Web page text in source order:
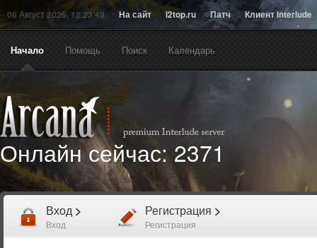
06 Август 2026, 12:23:49 На сайт l2top.ru Патч Клиент Interlude
Начало Помощь Поиск Календарь
Онлайн сейчас:2371
Вход >
Вход
Регистрация >
Регистрация